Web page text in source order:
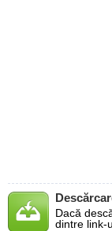
Dacă
dintre link-